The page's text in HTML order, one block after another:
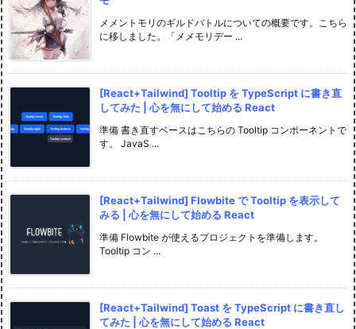
メメントモリのギルドバトルについての概要です。こちら
に移しました。「メメモリデー ...
[React+Tailwind] Tooltip を TypeScript に書き直
してみた | 心を無にして始める React
準備 書き直すベースはこちらの Tooltip コンポーネントで
す。 JavaS ...
[React+Tailwind] Flowbite で Tooltip を表示して
みる | 心を無にして始める React
準備 Flowbite が使えるプロジェクトを準備します。
Tooltip コン ...
[React+Tailwind] Toast を TypeScript に書き直し
てみた | 心を無にして始める React